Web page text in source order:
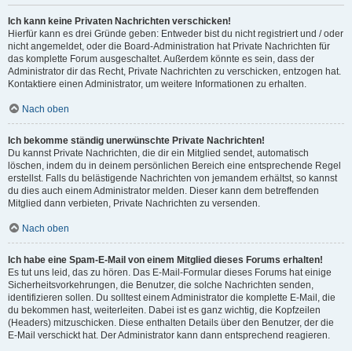
Ich kann keine Privaten Nachrichten verschicken!
Hierfür kann es drei Gründe geben: Entweder bist du nicht registriert und / oder
nicht angemeldet, oder die Board-Administration hat Private Nachrichten für
das komplette Forum ausgeschaltet. Außerdem könnte es sein, dass der
Administrator dir das Recht, Private Nachrichten zu verschicken, entzogen hat.
Kontaktiere einen Administrator, um weitere Informationen zu erhalten.
Nach oben
Ich bekomme ständig unerwünschte Private Nachrichten!
Du kannst Private Nachrichten, die dir ein Mitglied sendet, automatisch
löschen, indem du in deinem persönlichen Bereich eine entsprechende Regel
erstellst. Falls du belästigende Nachrichten von jemandem erhältst, so kannst
du dies auch einem Administrator melden. Dieser kann dem betreffenden
Mitglied dann verbieten, Private Nachrichten zu versenden.
Nach oben
Ich habe eine Spam-E-Mail von einem Mitglied dieses Forums erhalten!
Es tut uns leid, das zu hören. Das E-Mail-Formular dieses Forums hat einige
Sicherheitsvorkehrungen, die Benutzer, die solche Nachrichten senden,
identifizieren sollen. Du solltest einem Administrator die komplette E-Mail, die
du bekommen hast, weiterleiten. Dabei ist es ganz wichtig, die Kopfzeilen
(Headers) mitzuschicken. Diese enthalten Details über den Benutzer, der die
E-Mail verschickt hat. Der Administrator kann dann entsprechend reagieren.